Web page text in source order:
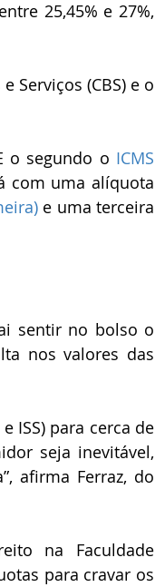
25,45% e 27%,
Serviços (CBS) e o
o segundo o ICMS
com uma alíquota
e uma terceira
sentir no bolso o
nos valores das
ISS) para cerca de
seja inevitável,
afirma Ferraz, do
na Faculdade
para cravar os